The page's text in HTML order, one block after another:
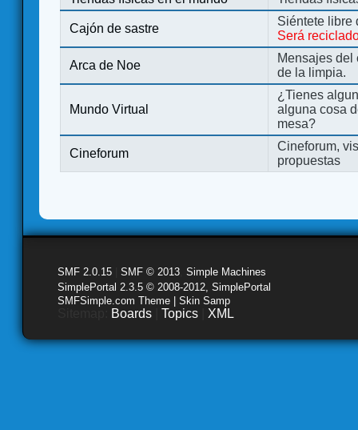
Cajón de sastre
Siéntete libre
Será
Arca de Noe
Mensajes del
de la limpia.
Mundo Virtual
¿Tienes
alguna cosa
mesa?
Cineforum
Cineforum,
propuestas
SMF 2.0.15 SMF © 2013 Simple Machines
SimplePortal 2.3.5 © 2008-2012, SimplePortal
SMFSimple.com Theme | Skin Samp
Boards Topics XML